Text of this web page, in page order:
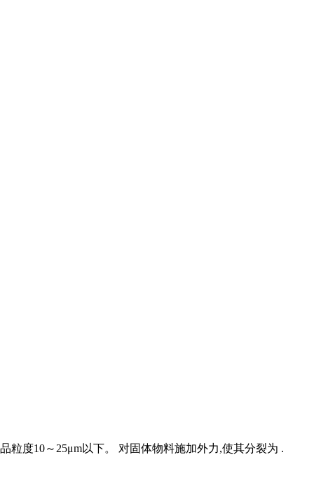
度10～25μm以下。 对固体物料施加外力,使其分裂为 .